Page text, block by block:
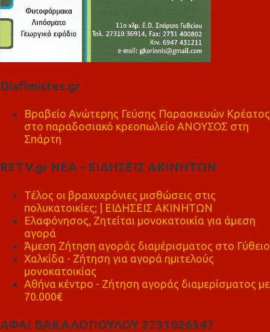
Diafimistes.gr
Βραβείο Ανώτερης Γεύσης Παρασκευών Κρέατος
στο παραδοσιακό κρεοπωλείο ΑΝΟΥΣΟΣ στη
Σπάρτη
RETV.gr ΝΕΑ - ΕΙΔΗΣΕΙΣ ΑΚΙΝΗΤΩΝ
Τέλος οι βραχυχρόνιες μισθώσεις στις
πολυκατοικίες; | ΕΙΔΗΣΕΙΣ ΑΚΙΝΗΤΩΝ
Ελαφόνησος, Ζητείται μονοκατοικία για άμεση
αγορά
Άμεση Ζήτηση αγοράς διαμέρισματος στο Γύθειο
Χαλκίδα - Ζήτηση για αγορά ημιτελούς
μονοκατοικίας
Αθήνα κέντρο - Ζήτηση αγοράς διαμερίσματος με
70.000€
ΑΦΑΙ ΒΑΚΑΛΟΠΟΥΛΟΥ 2731026347